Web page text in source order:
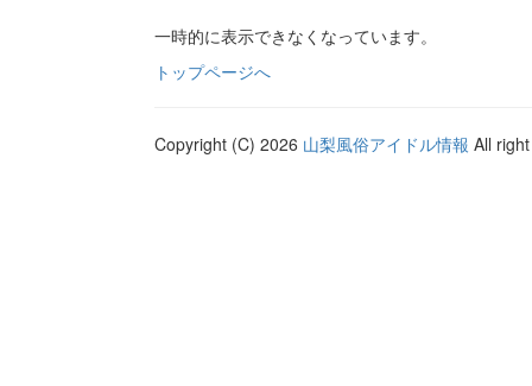
一時的に表示できなくなっています。
トップページへ
Copyright (C) 2026 山梨風俗アイドル情報 All